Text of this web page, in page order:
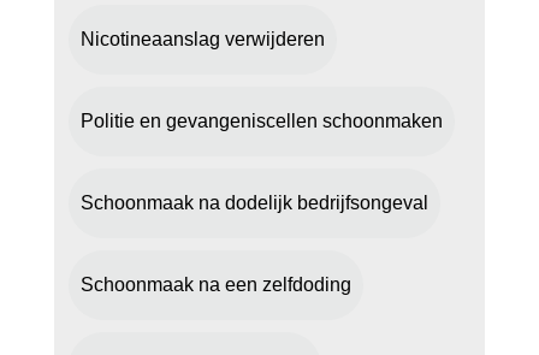
Nicotineaanslag verwijderen
Politie en gevangeniscellen schoonmaken
Schoonmaak na dodelijk bedrijfsongeval
Schoonmaak na een zelfdoding